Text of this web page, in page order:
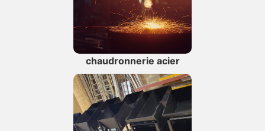
chaudronnerie acier